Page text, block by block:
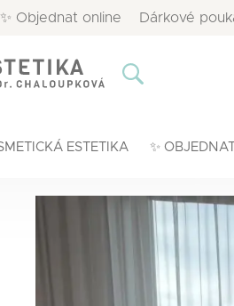
✨ Objednat online Dárkové
ESTETIKA ✨